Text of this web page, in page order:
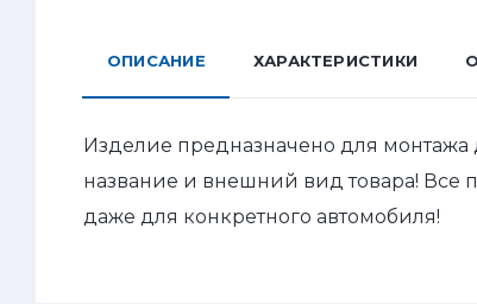
ОПИСАНИЕ ХАРАКТЕРИСТИКИ
Изделие предназначено для
название и внешний вид товара! Все
даже для конкретного автомобиля!